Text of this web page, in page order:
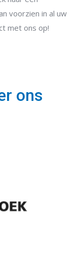
voorzien in al uw
met ons op!
ons